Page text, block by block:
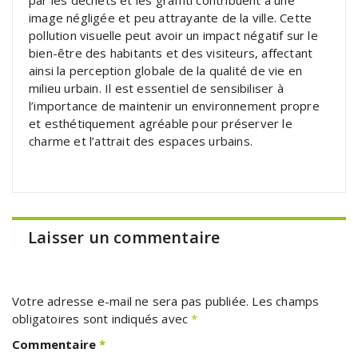
image négligée et peu attrayante de la ville. Cette
pollution visuelle peut avoir un impact négatif sur le
bien-être des habitants et des visiteurs, affectant
ainsi la perception globale de la qualité de vie en
milieu urbain. Il est essentiel de sensibiliser à
l’importance de maintenir un environnement propre
et esthétiquement agréable pour préserver le
charme et l’attrait des espaces urbains.
Laisser un commentaire
Votre adresse e-mail ne sera pas publiée. Les champs
obligatoires sont indiqués avec*
Commentaire*